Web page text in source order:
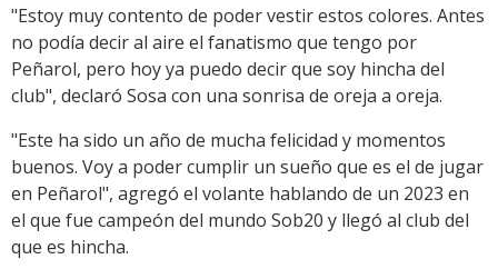
Link
"Estoy muy contento de poder vestir estos colores. Antes
no podía decir al aire el fanatismo que tengo por
Peñarol, pero hoy ya puedo decir que soy hincha del
club", declaró Sosa con una sonrisa de oreja a oreja.
"Este ha sido un año de mucha felicidad y momentos
buenos. Voy a poder cumplir un sueño que es el de jugar
en Peñarol", agregó el volante hablando de un 2023 en
el que fue campeón del mundo Sob20 y llegó al club del
que es hincha.